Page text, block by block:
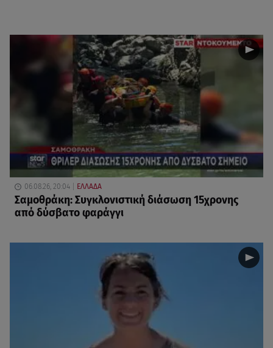
06.08.26, 20:04 ΕΛΛΑΔΑ
Σαμοθράκη: Συγκλονιστική διάσωση 15χρονης
από δύσβατο φαράγγι